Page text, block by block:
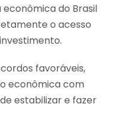
do Brasil
o acesso
favoráveis,
econômica com
estabilizar e fazer